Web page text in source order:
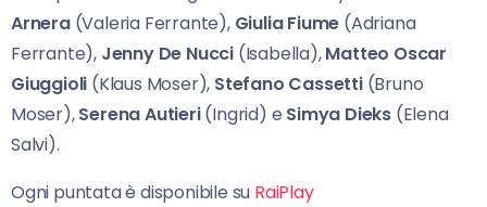
Arnera(Valeria Ferrante), Giulia Fiume (Adriana
Ferrante), Jenny De Nucci (Isabella),Matteo Oscar
Giuggioli (Klaus Moser), Stefano Cassetti(Bruno
Moser),Serena Autieri(Ingrid) e Simya Dieks (Elena
Salvi).
Ogni puntata è disponibile su RaiPlay